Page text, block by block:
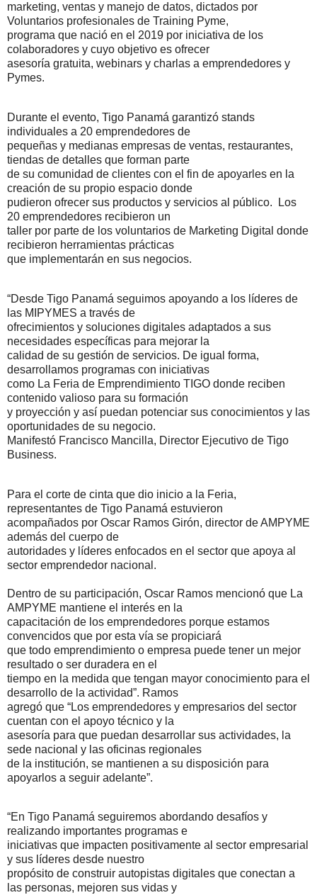
marketing, ventas y manejo de datos, dictados por
Voluntarios profesionales de Training Pyme,
programa que nació en el 2019 por iniciativa de los
colaboradores y cuyo objetivo es ofrecer
asesoría gratuita, webinars y charlas a emprendedores y
Pymes.
Durante el evento, Tigo Panamá garantizó stands
individuales a 20 emprendedores de
pequeñas y medianas empresas de ventas, restaurantes,
tiendas de detalles que forman parte
de su comunidad de clientes con el fin de apoyarles en la
creación de su propio espacio donde
pudieron ofrecer sus productos y servicios al público. Los
20 emprendedores recibieron un
taller por parte de los voluntarios de Marketing Digital donde
recibieron herramientas prácticas
que implementarán en sus negocios.
“Desde Tigo Panamá seguimos apoyando a los líderes de
las MIPYMES a través de
ofrecimientos y soluciones digitales adaptados a sus
necesidades específicas para mejorar la
calidad de su gestión de servicios. De igual forma,
desarrollamos programas con iniciativas
como La Feria de Emprendimiento TIGO donde reciben
contenido valioso para su formación
y proyección y así puedan potenciar sus conocimientos y las
oportunidades de su negocio.
Manifestó Francisco Mancilla, Director Ejecutivo de Tigo
Business.
Para el corte de cinta que dio inicio a la Feria,
representantes de Tigo Panamá estuvieron
acompañados por Oscar Ramos Girón, director de AMPYME
además del cuerpo de
autoridades y líderes enfocados en el sector que apoya al
sector emprendedor nacional.
Dentro de su participación, Oscar Ramos mencionó que La
AMPYME mantiene el interés en la
capacitación de los emprendedores porque estamos
convencidos que por esta vía se propiciará
que todo emprendimiento o empresa puede tener un mejor
resultado o ser duradera en el
tiempo en la medida que tengan mayor conocimiento para el
desarrollo de la actividad”. Ramos
agregó que “Los emprendedores y empresarios del sector
cuentan con el apoyo técnico y la
asesoría para que puedan desarrollar sus actividades, la
sede nacional y las oficinas regionales
de la institución, se mantienen a su disposición para
apoyarlos a seguir adelante”.
“En Tigo Panamá seguiremos abordando desafíos y
realizando importantes programas e
iniciativas que impacten positivamente al sector empresarial
y sus líderes desde nuestro
propósito de construir autopistas digitales que conectan a
las personas, mejoren sus vidas y